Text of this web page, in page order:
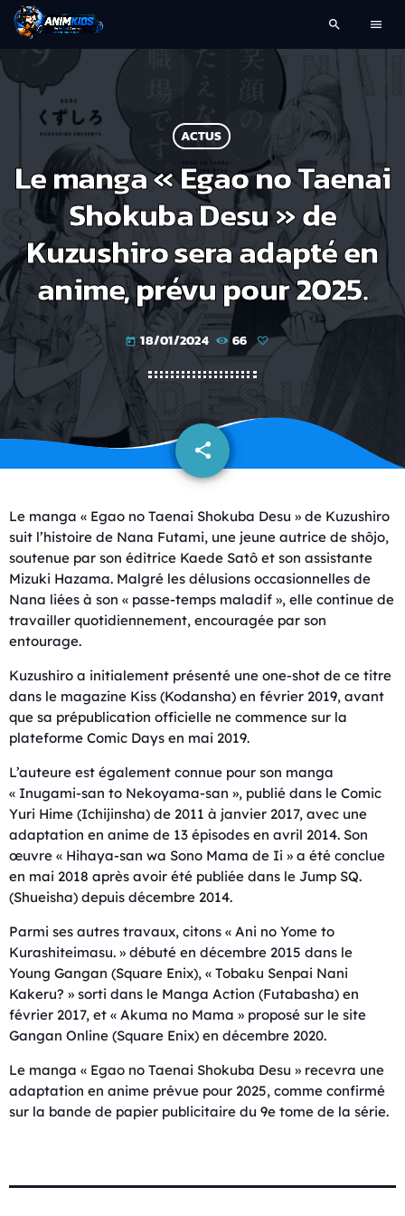
search menu
ACTUS
Le manga « Egao no Taenai
Shokuba Desu » de
Kuzushiro sera adapté en
anime, prévu pour 2025.
today 18/01/2024 66
share
email
Le manga « Egao no Taenai Shokuba Desu » de Kuzushiro
suit l’histoire de Nana Futami, une jeune autrice de shôjo,
soutenue par son éditrice Kaede Satô et son assistante
Mizuki Hazama. Malgré les délusions occasionnelles de
Nana liées à son « passe-temps maladif », elle continue de
travailler quotidiennement, encouragée par son
entourage.
Kuzushiro a initialement présenté une one-shot de ce titre
dans le magazine Kiss (Kodansha) en février 2019, avant
que sa prépublication officielle ne commence sur la
plateforme Comic Days en mai 2019.
L’auteure est également connue pour son manga
« Inugami-san to Nekoyama-san », publié dans le Comic
Yuri Hime (Ichijinsha) de 2011 à janvier 2017, avec une
adaptation en anime de 13 épisodes en avril 2014. Son
œuvre « Hihaya-san wa Sono Mama de Ii » a été conclue
en mai 2018 après avoir été publiée dans le Jump SQ.
(Shueisha) depuis décembre 2014.
Parmi ses autres travaux, citons « Ani no Yome to
Kurashiteimasu. » débuté en décembre 2015 dans le
Young Gangan (Square Enix), « Tobaku Senpai Nani
Kakeru? » sorti dans le Manga Action (Futabasha) en
février 2017, et « Akuma no Mama » proposé sur le site
Gangan Online (Square Enix) en décembre 2020.
Le manga « Egao no Taenai Shokuba Desu » recevra une
adaptation en anime prévue pour 2025, comme confirmé
sur la bande de papier publicitaire du 9e tome de la série.